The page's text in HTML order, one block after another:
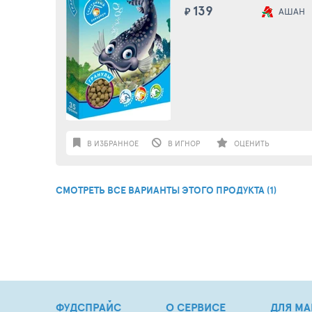
₽ 139 АШАН
В ИЗБРАННОЕ В ИГНОР ОЦЕНИТЬ
СМОТРЕТЬ ВСЕ ВАРИАНТЫ ЭТОГО ПРОДУКТА (1)
ФУДСПРАЙС О СЕРВИСЕ ДЛЯ